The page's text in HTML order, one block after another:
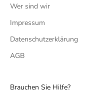
Wer sind wir
Impressum
Datenschutzerklärung
AGB
Brauchen Sie Hilfe?